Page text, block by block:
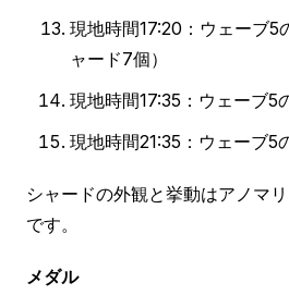
現地時間17:20：ウェーブ5
ャード7個）
現地時間17:35：ウェーブ5
現地時間21:35：ウェーブ5
シャードの外観と挙動はアノマ
です。
メダル